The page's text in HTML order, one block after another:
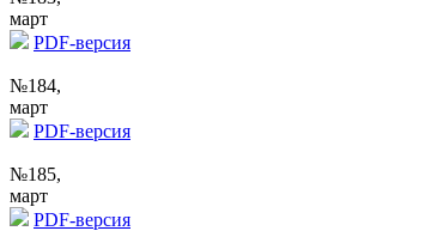
март
PDF-версия
№184,
март
PDF-версия
№185,
март
PDF-версия